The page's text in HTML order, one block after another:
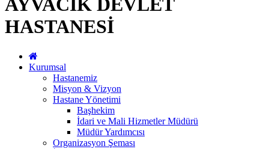
AYVACIK DEVLET
HASTANESİ
Kurumsal
Hastanemiz
Misyon & Vizyon
Hastane Yönetimi
Başhekim
İdari ve Mali Hizmetler Müdürü
Müdür Yardımcısı
Organizasyon Şeması